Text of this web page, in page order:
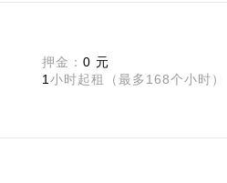
押金： 0 元
1 小时起租（最多168个小时）